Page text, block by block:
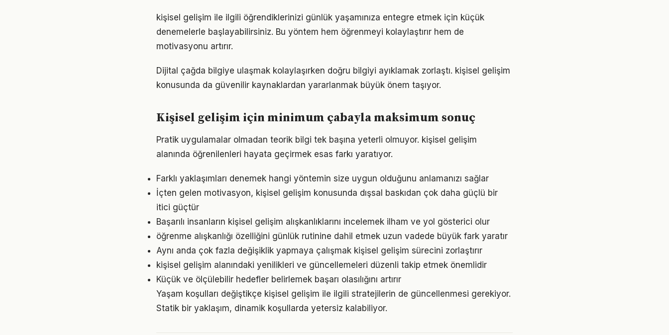
kişisel gelişim ile ilgili öğrendiklerinizi günlük yaşamınıza entegre etmek için küçük
denemelerle başlayabilirsiniz. Bu yöntem hem öğrenmeyi kolaylaştırır hem de
motivasyonu artırır.
Dijital çağda bilgiye ulaşmak kolaylaşırken doğru bilgiyi ayıklamak zorlaştı. kişisel gelişim
konusunda da güvenilir kaynaklardan yararlanmak büyük önem taşıyor.
Kişisel gelişim için minimum çabayla maksimum sonuç
Pratik uygulamalar olmadan teorik bilgi tek başına yeterli olmuyor. kişisel gelişim
alanında öğrenilenleri hayata geçirmek esas farkı yaratıyor.
Farklı yaklaşımları denemek hangi yöntemin size uygun olduğunu anlamanızı sağlar
İçten gelen motivasyon, kişisel gelişim konusunda dışsal baskıdan çok daha güçlü bir
itici güçtür
Başarılı insanların kişisel gelişim alışkanlıklarını incelemek ilham ve yol gösterici olur
öğrenme alışkanlığı özelliğini günlük rutinine dahil etmek uzun vadede büyük fark yaratır
Aynı anda çok fazla değişiklik yapmaya çalışmak kişisel gelişim sürecini zorlaştırır
kişisel gelişim alanındaki yenilikleri ve güncellemeleri düzenli takip etmek önemlidir
Küçük ve ölçülebilir hedefler belirlemek başarı olasılığını artırır
Yaşam koşulları değiştikçe kişisel gelişim ile ilgili stratejilerin de güncellenmesi gerekiyor.
Statik bir yaklaşım, dinamik koşullarda yetersiz kalabiliyor.